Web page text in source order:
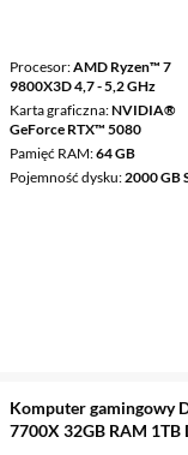
Procesor AMD Ryzen™ 7
9800X3D 4,7 - 5,2 GHz
Karta graficzna NVIDIA®
GeForce RTX™ 5080
Pamięć RAM 64 GB
Pojemność dysku 2000 GB
Komputer gamingowy
7700X 32GB RAM 1TB